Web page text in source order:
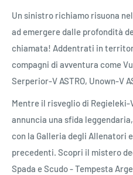
Un sinistro richiamo risuona
ad emergere dalle profondità
chiamata! Addentrati in
compagni di avventura come
Serperior-V ASTRO, Unown-V
Mentre il risveglio di Regieleki-
annuncia una sfida
con la Galleria degli Allenatori
precedenti. Scopri il mistero
Spada e Scudo - Tempesta